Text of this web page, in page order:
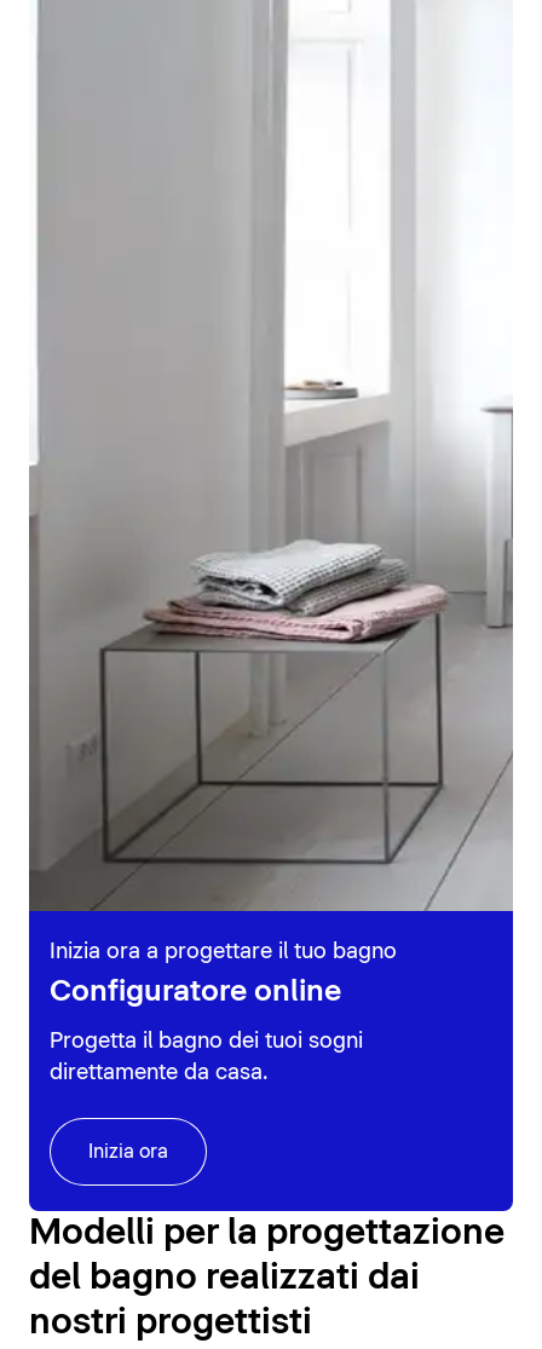
Inizia ora a progettare il tuo bagno
Configuratore online
Progetta il bagno dei tuoi sogni
direttamente da casa.
Inizia ora
Modelli per la progettazione
del bagno realizzati dai
nostri progettisti